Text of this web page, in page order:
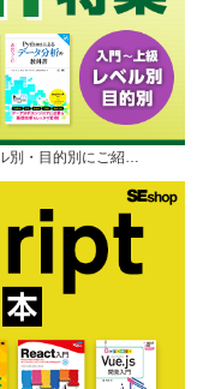
別・目的別にご紹…